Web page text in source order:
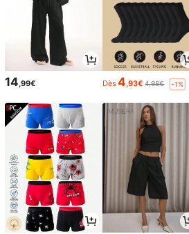
14,99€ Dès4,93€ 4,98€ -1%